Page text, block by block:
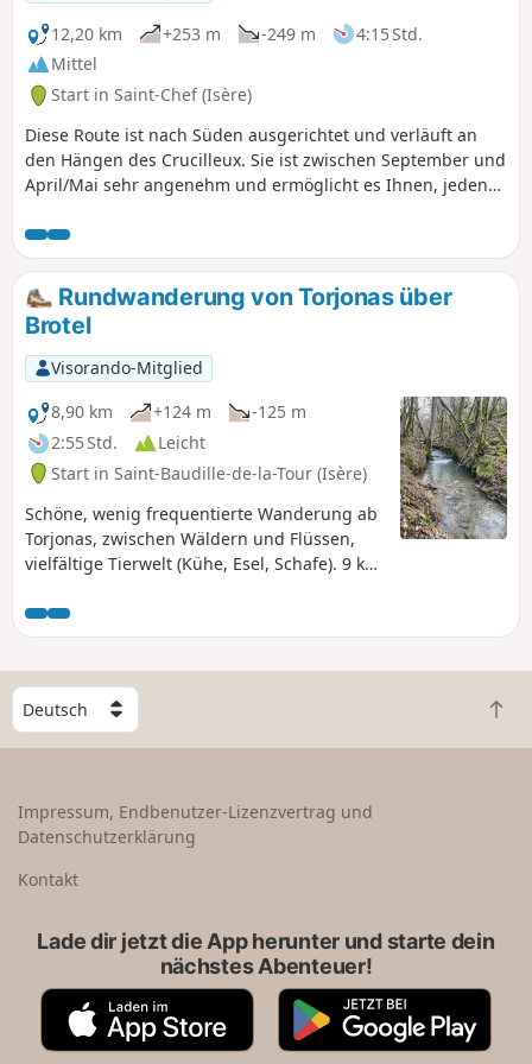
12,20 km
+253 m -249 m
4:15 Std.
Mittel
Start in Saint-Chef (Isère)
Diese Route ist nach Süden ausgerichtet und verläuft an
den Hängen des Crucilleux. Sie ist zwischen September und
April/Mai sehr angenehm und ermöglicht es Ihnen, jeden
sollte sie vermieden werden. Sie ermöglicht es Ihnen,
abwechslungsreiche Landschaften zu entdecken und die
Weinberge der Balmes Dauphinoises an den Hängen von
Crucilleux und Choulin zu durchqueren. Bei der
Durchquerung der Weiler Crucilleux und Arcisse kann man
schöne Lehmhäuser sowie das kleine lokale Kulturerbe
(Kalvarienberge, Waschhäuser, Brunnen, Palisaden)
bewundern. Der Weg über die Kämme des Mont de
Crucilleux bietet einen Panoramablick auf die Bergmassive
vom Bugey im Norden bis zum Vercors im Süden, vorbei am
Mont-Blanc, der Vanoise, Belledonne und der
Chartreuse.Diese Route verläuft zur Hälfte auf Wegen und
zur Hälfte auf kleinen Landstraßen, die meist wenig
begehen sind.
Rundwanderung von Torjonas über
Brotel
Visorando-Mitglied
8,90 km
+124 m
-125 m
2:55 Std.
Leicht
Start in Saint-Baudille-de-la-Tour (Isère)
Schöne, wenig frequentierte Wanderung ab
Torjonas, zwischen Wäldern und Flüssen,
vielfältige Tierwelt (Kühe, Esel, Schafe). 9 km
Höhenunterschiede.
W
ä
h
e
n
Z
u
Impressum, Endbenutzer-Lizenzvertrag und
Datenschutzerklärung
Kontakt
Lade dir jetzt die App herunter und starte dein
nächstes Abenteuer!
A
p
G
o